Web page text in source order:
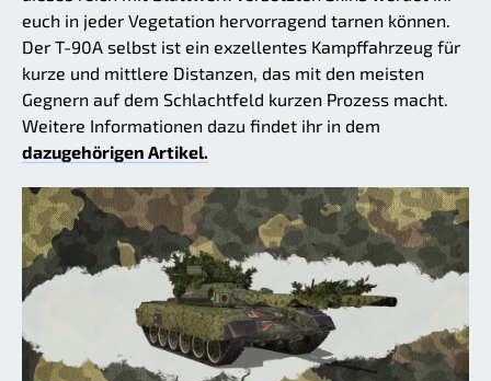
euch in jeder Vegetation hervorragend tarnen können.
Der T-90A selbst ist ein exzellentes Kampffahrzeug für
kurze und mittlere Distanzen, das mit den meisten
Gegnern auf dem Schlachtfeld kurzen Prozess macht.
Weitere Informationen dazu findet ihr in dem
dazugehörigen Artikel.